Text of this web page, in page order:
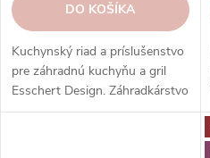
DO KOŠÍKA
Kuchynský riad a príslušenstvo
pre záhradnú kuchyňu a gril
Esschert Design. Záhradkárstvo
s prírodnou inšpiráciou.